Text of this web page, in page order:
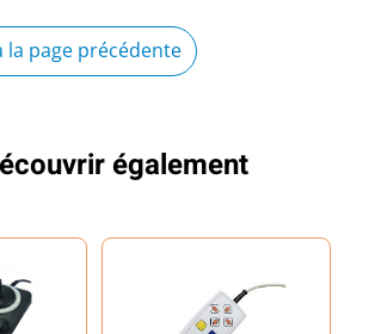
la page précédente
également